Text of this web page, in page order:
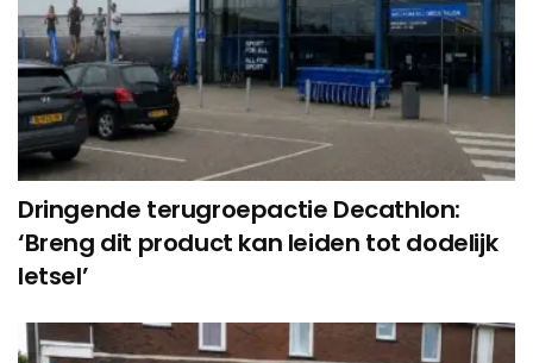
Dringende terugroepactie Decathlon:
‘Breng dit product kan leiden tot dodelijk
letsel’